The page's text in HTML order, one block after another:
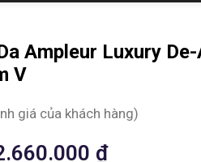
Ampleur Luxury
V
giá của khách hàng)
₫